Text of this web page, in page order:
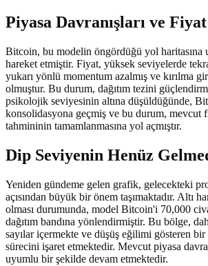
Piyasa Davranışları ve
Bitcoin, bu modelin öngördüğü yol haritasına
hareket etmiştir. Fiyat, yüksek seviyelerde
yukarı yönlü momentum azalmış ve kırılma
olmuştur. Bu durum, dağıtım tezini
psikolojik seviyesinin altına düşüldüğünde,
konsolidasyona geçmiş ve bu durum, mevcut
tahmininin tamamlanmasına yol açmıştır.
Dip Seviyenin Henüz
Yeniden gündeme gelen grafik, gelecekteki
açısından büyük bir önem taşımaktadır. Altı
olması durumunda, model Bitcoin'i 70,000
dağıtım bandına yönlendirmiştir. Bu bölge,
sayılar içermekte ve düşüş eğilimi gösteren
sürecini işaret etmektedir. Mevcut piyasa
uyumlu bir şekilde devam etmektedir.